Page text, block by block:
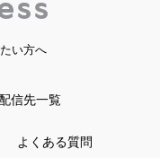
い方へ
信先一覧
よくある質問